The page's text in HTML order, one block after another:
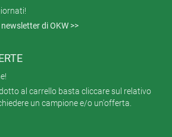
di OKW >>
al carrello basta cliccare sul relativo
un campione e/o un'offerta.